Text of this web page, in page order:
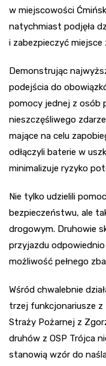
w miejscowości
natychmiast podjęła
i zabezpieczyć miejsce
Demonstrując
podejścia do
pomocy jednej z osób
nieszczęśliwego
mające na celu
odłączyli baterie w
minimalizuje ryzyko
Nie tylko udzielili
bezpieczeństwu, ale
drogowym. Druhowie
przyjazdu odpowiednio
możliwość pełnego
Wśród chwalebnie
trzej funkcjonariusze
Straży Pożarnej z
druhów z OSP Trójca
stanowią wzór do